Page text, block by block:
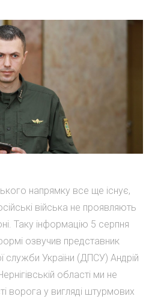
напрямку все ще існує,
війська не проявляють
Таку інформацію 5 серпня
озвучив представник
служби України (ДПСУ) Андрій
області ми не
ворога у вигляді штурмових